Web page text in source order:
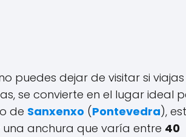
puedes dejar de visitar si
se convierte en el lugar ideal
de Sanxenxo (Pontevedra),
una anchura que varía entre 40